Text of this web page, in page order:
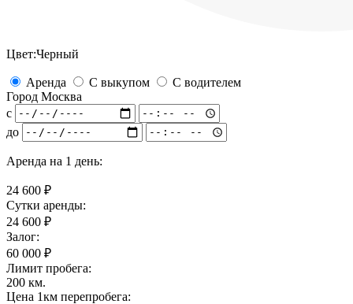
Цвет:Черный
Аренда С выкупом
С водителем
Город Москва
с
до
Аренда на 1 день:
24 600 ₽
Сутки аренды:
24 600 ₽
Залог:
60 000 ₽
Лимит пробега:
200 км.
Цена 1км перепробега: